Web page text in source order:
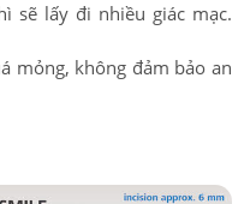
sẽ lấy đi nhiều giác mạc.
mỏng, không đảm bảo an